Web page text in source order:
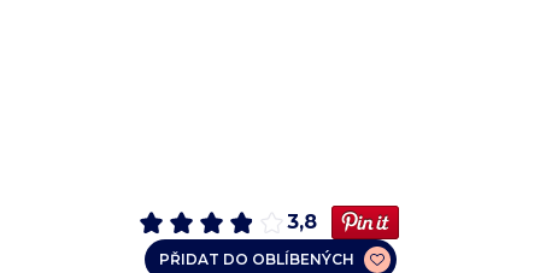
3,8
PŘIDAT DO OBLÍBENÝCH